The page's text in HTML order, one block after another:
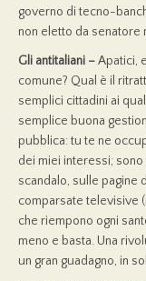
governo di tecno-
non eletto da senatore
Gli antitaliani –Apatici,
comune? Qual è il
semplici cittadini ai
semplice buona
pubblica: tu te ne
dei miei interessi;
scandalo, sulle pagine
comparsate televisive
che riempono ogni
meno e basta. Una
un gran guadagno, in